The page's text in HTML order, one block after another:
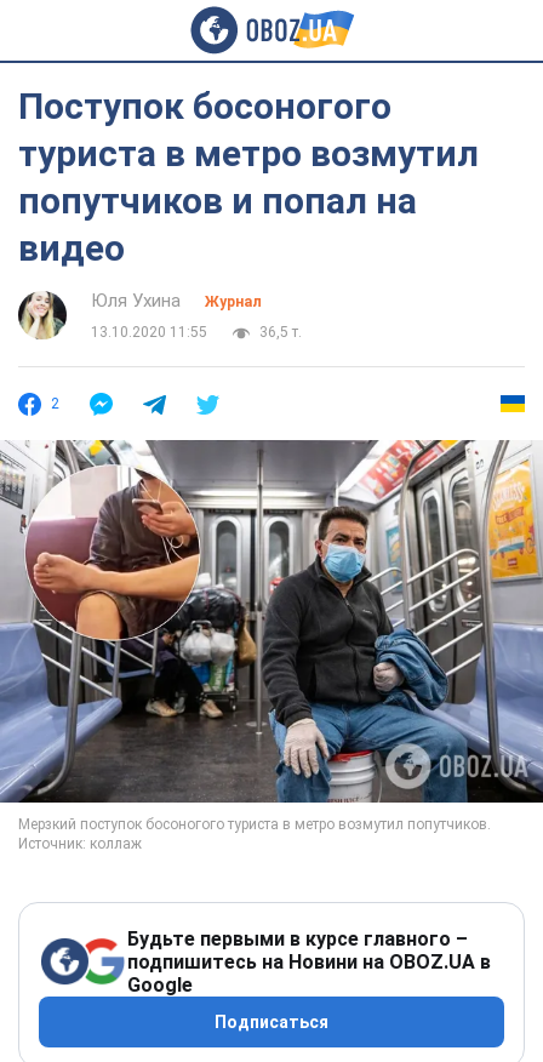
Поступок босоногого
туриста в метро возмутил
попутчиков и попал на
видео
Юля Ухина
Журнал
13.10.2020 11:55
36,5 т.
2
Будьте первыми в курсе главного –
подпишитесь на Новини на OBOZ.UA в
Google
Подписаться